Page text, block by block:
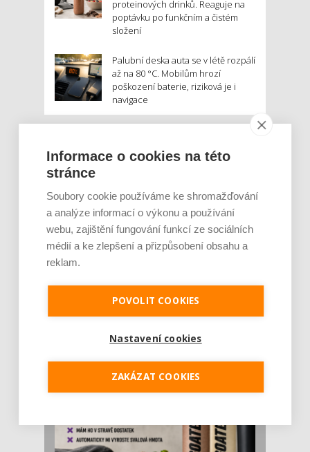
proteinových drinků. Reaguje na
poptávku po funkčním a čistém
složení
Palubní deska auta se v létě rozpálí
až na 80 °C. Mobilům hrozí
poškození baterie, riziková je i
navigace
Rajčata, borůvky nebo ořechy. Potraviny,
které v létě pomáhají hormonům a ulevuj [...]
Léto je ideálním časem dopřát hormonům
luštěniny jsou práv...
Informace o cookies na této
stránce
Soubory cookie používáme ke shromažďování
a analýze informací o výkonu a používání
webu, zajištění fungování funkcí ze sociálních
médií a ke zlepšení a přizpůsobení obsahu a
reklam.
POVOLIT COOKIES
Nastavení cookies
ZAKÁZAT COOKIES